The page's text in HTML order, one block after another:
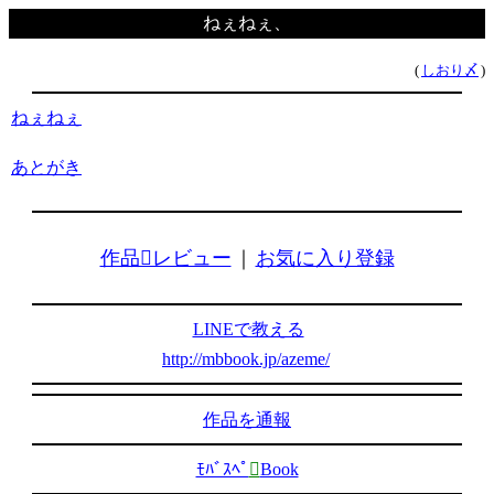
ねぇねぇ、
( しおり〆 )
ねぇねぇ
あとがき
作品レビュー お気に入り登録
LINEで教える
http://mbbook.jp/azeme/
作品を通報
ﾓﾊﾞｽﾍﾟ Book